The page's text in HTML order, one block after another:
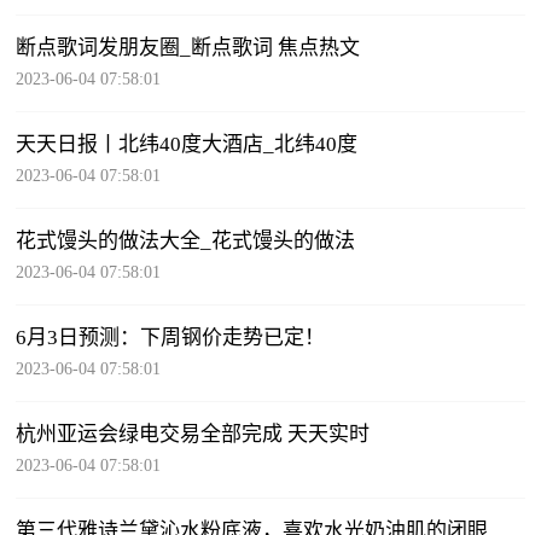
断点歌词发朋友圈_断点歌词 焦点热文
2023-06-04 07:58:01
天天日报丨北纬40度大酒店_北纬40度
2023-06-04 07:58:01
花式馒头的做法大全_花式馒头的做法
2023-06-04 07:58:01
6月3日预测：下周钢价走势已定！
2023-06-04 07:58:01
杭州亚运会绿电交易全部完成 天天实时
2023-06-04 07:58:01
第三代雅诗兰黛沁水粉底液，喜欢水光奶油肌的闭眼